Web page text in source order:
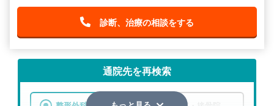
診断、治療の相談をする
通院先を再検索